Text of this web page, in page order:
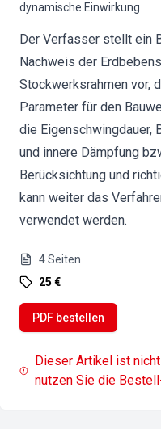
dynamische Einwirkung
Der Verfasser stellt ein
Nachweis der
Stockwerksrahmen vor,
Parameter für den
die Eigenschwingdauer,
und innere Dämpfung
Berücksichtung und
kann weiter das
verwendet werden.
4Seiten
25 €
PDF bestellen
Dieser Artikel ist
nutzen Sie die